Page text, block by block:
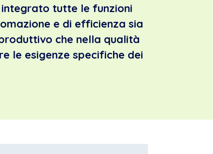
tutte le funzioni
e di efficienza sia
che nella qualità
le esigenze specifiche dei